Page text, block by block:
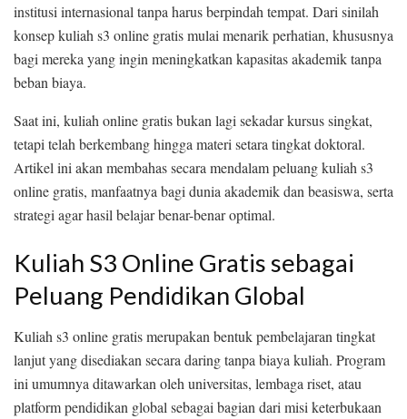
institusi internasional tanpa harus berpindah tempat. Dari sinilah
konsep kuliah s3 online gratis mulai menarik perhatian, khususnya
bagi mereka yang ingin meningkatkan kapasitas akademik tanpa
beban biaya.
Saat ini, kuliah online gratis bukan lagi sekadar kursus singkat,
tetapi telah berkembang hingga materi setara tingkat doktoral.
Artikel ini akan membahas secara mendalam peluang kuliah s3
online gratis, manfaatnya bagi dunia akademik dan beasiswa, serta
strategi agar hasil belajar benar-benar optimal.
Kuliah S3 Online Gratis sebagai
Peluang Pendidikan Global
Kuliah s3 online gratis merupakan bentuk pembelajaran tingkat
lanjut yang disediakan secara daring tanpa biaya kuliah. Program
ini umumnya ditawarkan oleh universitas, lembaga riset, atau
platform pendidikan global sebagai bagian dari misi keterbukaan